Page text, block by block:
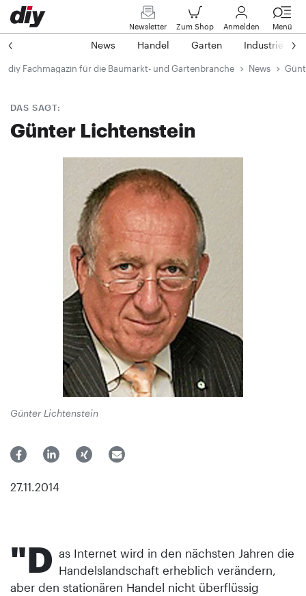
Newsletter Zum Shop Anmelden Menü
News Handel Garten Industrie
diy Fachmagazin für die Baumarkt- und Gartenbranche News
DAS SAGT:
Günter Lichtenstein
Günter Lichtenstein
27.11.2014
"D as Internet wird in den nächsten Jahren die
Handelslandschaft erheblich verändern,
aber den stationären Handel nicht überflüssig